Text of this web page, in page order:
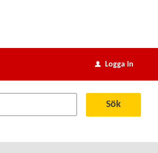
u Logga in
Sök